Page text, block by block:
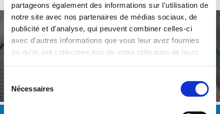
partageons également des informations sur l'utilisation de
notre site avec nos partenaires de médias sociaux, de
publicité et d'analyse, qui peuvent combiner celles-ci
avec d'autres informations que vous leur avez fournies
ou qu'ils ont collectées lors de votre utilisation de leurs
Sélection
du
consentement
Nécessaires
Un service d’urgences ouvert 24h/24 et 7j/7